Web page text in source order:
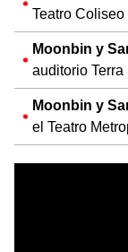
Teatro
Moonbin y
auditorio
Moonbin y
el Teatro